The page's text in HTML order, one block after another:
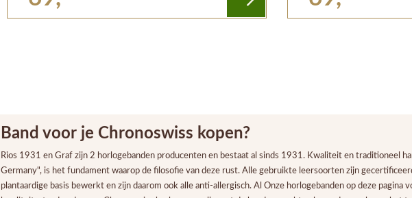
Band voor je Chronoswiss kopen?
Rios 1931 en Graf zijn 2 horlogebanden producenten en bestaat al sinds 1931. Kwaliteit en traditioneel
Germany", is het fundament waarop de filosofie van deze rust. Alle gebruikte leersoorten zijn
plantaardige basis bewerkt en zijn daarom ook alle anti-allergisch. Al Onze horlogebanden op deze pagina